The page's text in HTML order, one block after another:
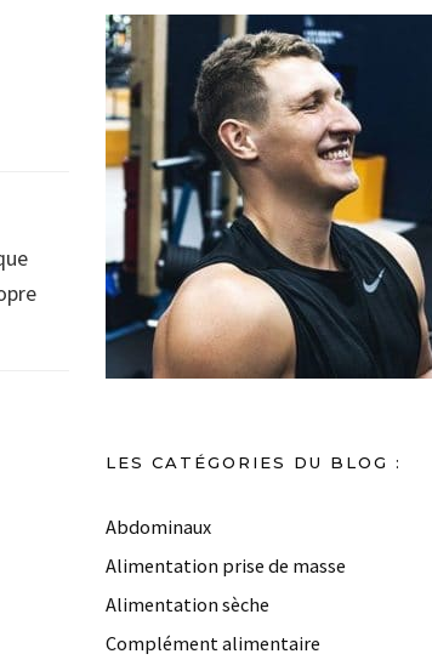
LES CATÉGORIES DU BLOG :
Abdominaux
Alimentation prise de masse
Alimentation sèche
Complément alimentaire